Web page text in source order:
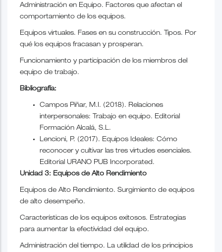
Administración en Equipo. Factores que afectan el
comportamiento de los equipos.
Equipos virtuales. Fases en su construcción. Tipos. Por
qué los equipos fracasan y prosperan.
Funcionamiento y participación de los miembros del
equipo de trabajo.
Bibliografía:
Campos Piñar, M.I. (2018). Relaciones
interpersonales: Trabajo en equipo. Editorial
Formación Alcalá, S.L.
Lencioni, P. (2017). Equipos Ideales: Cómo
reconocer y cultivar las tres virtudes esenciales.
Editorial URANO PUB Incorporated.
Unidad 3: Equipos de Alto Rendimiento
Equipos de Alto Rendimiento. Surgimiento de equipos
de alto desempeño.
Características de los equipos exitosos. Estrategias
para aumentar la efectividad del equipo.
Administración del tiempo. La utilidad de los principios